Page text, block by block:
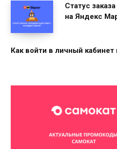
Статус
на Яндекс
Как войти в личный